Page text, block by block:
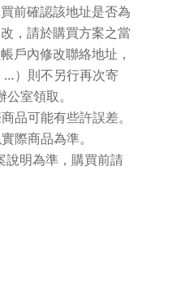
前確認該地址是否為
，請於購買方案之當
戶內修改聯絡地址，
…）則不另行再次寄
室領取。
品可能有些許誤差。
際商品為準。
說明為準，購買前請